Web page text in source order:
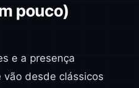
pouco)
e a presença
desde clássicos